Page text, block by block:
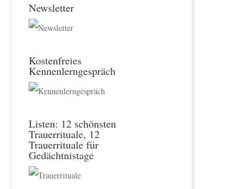
Newsletter
Kostenfreies
Kennenlerngespräch
Listen: 12 schönsten
Trauerrituale, 12
Trauerrituale für
Gedächtnistage